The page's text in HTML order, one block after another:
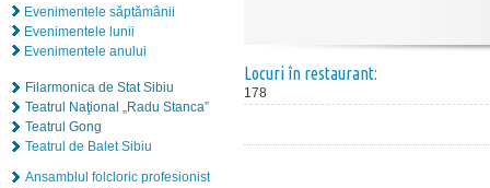
Evenimentele săptămânii
Evenimentele lunii
Evenimentele anului
Filarmonica de Stat Sibiu
Teatrul Naţional „Radu Stanca”
Teatrul Gong
Teatrul de Balet Sibiu
Ansamblul folcloric profesionist
Locuri în restaurant:
178